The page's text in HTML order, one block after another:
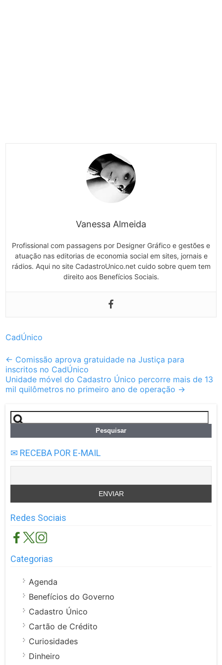
Vanessa Almeida
Profissional com passagens por Designer Gráfico e gestões e
atuação nas editorias de economia social em sites, jornais e
rádios. Aqui no site CadastroUnico.net cuido sobre quem tem
direito aos Benefícios Sociais.
CadÚnico
Post
navigation
← Comissão aprova gratuidade na Justiça para
inscritos no CadÚnico
Unidade móvel do Cadastro Único percorre mais de 13
mil quilômetros no primeiro ano de operação →
Pesquisar
por:
✉ RECEBA POR E-MAIL
Redes Sociais
Categorias
Agenda
Benefícios do Governo
Cadastro Único
Cartão de Crédito
Curiosidades
Dinheiro